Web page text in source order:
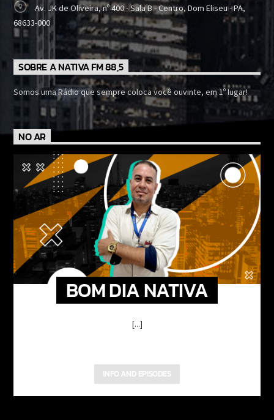
Av. JK de Oliveira, nº 400 - Sala B - Centro, Dom Eliseu - PA,
68633-000
SOBRE A NATIVA FM 88,5
Somos uma Rádio que sempre coloca você ouvinte, em 1º lugar!
NO AR
BOM DIA NATIVA
[...]
INFO AND EPISODES